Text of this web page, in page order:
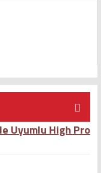
Uyumlu High Pro